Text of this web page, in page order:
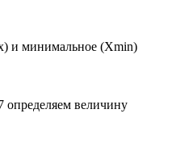
и минимальное (Xmin)
определяем величину